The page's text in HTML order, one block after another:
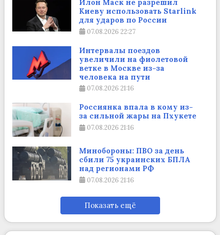
Илон Маск не разрешил
Киеву использовать Starlink
для ударов по России
07.08.2026 22:27
Интервалы поездов
увеличили на фиолетовой
ветке в Москве из-за
человека на пути
07.08.2026 21:16
Россиянка впала в кому из-
за сильной жары на Пхукете
07.08.2026 21:16
Минобороны: ПВО за день
сбили 75 украинских БПЛА
над регионами РФ
07.08.2026 21:16
Показать ещё